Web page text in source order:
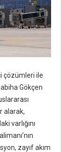
çözümleri ile
Gökçen
alarak,
varlığını
zayıf akım